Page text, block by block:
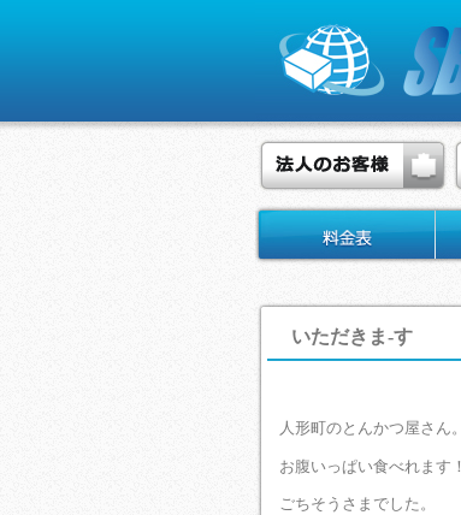
いただきま-す
人形町のとんかつ屋さん。
お腹いっぱい食べれます！
ごちそうさまでした。